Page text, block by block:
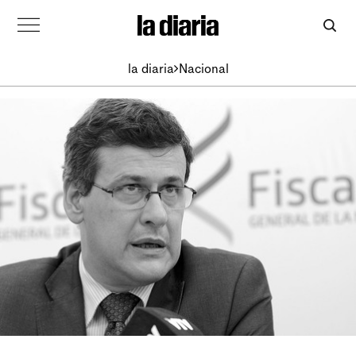
la diaria Nacional